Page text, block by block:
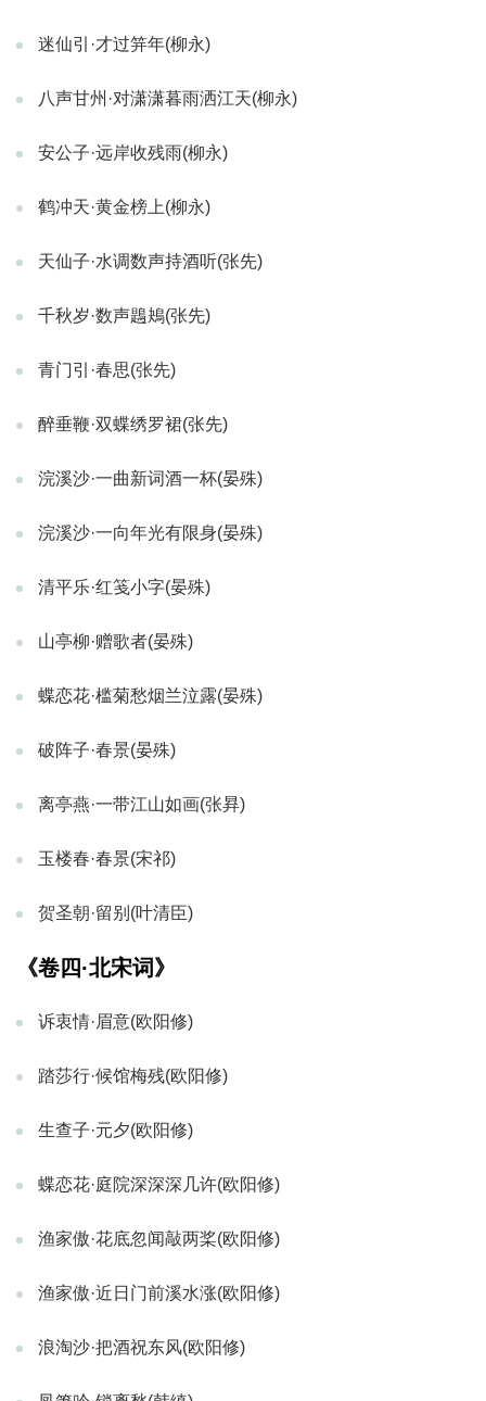
迷仙引·才过笄年(柳永)
八声甘州·对潇潇暮雨洒江天(柳永)
安公子·远岸收残雨(柳永)
鹤冲天·黄金榜上(柳永)
天仙子·水调数声持酒听(张先)
千秋岁·数声鶗鴂(张先)
青门引·春思(张先)
醉垂鞭·双蝶绣罗裙(张先)
浣溪沙·一曲新词酒一杯(晏殊)
浣溪沙·一向年光有限身(晏殊)
清平乐·红笺小字(晏殊)
山亭柳·赠歌者(晏殊)
蝶恋花·槛菊愁烟兰泣露(晏殊)
破阵子·春景(晏殊)
离亭燕·一带江山如画(张昪)
玉楼春·春景(宋祁)
贺圣朝·留别(叶清臣)
《卷四·北宋词》
诉衷情·眉意(欧阳修)
踏莎行·候馆梅残(欧阳修)
生查子·元夕(欧阳修)
蝶恋花·庭院深深深几许(欧阳修)
渔家傲·花底忽闻敲两桨(欧阳修)
渔家傲·近日门前溪水涨(欧阳修)
浪淘沙·把酒祝东风(欧阳修)